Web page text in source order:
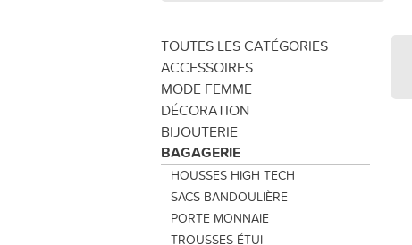
TOUTES LES CATÉGORIES
ACCESSOIRES
MODE FEMME
DÉCORATION
BIJOUTERIE
BAGAGERIE
HOUSSES HIGH TECH
SACS BANDOULIÈRE
PORTE MONNAIE
TROUSSES ÉTUI